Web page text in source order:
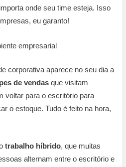
onde seu time esteja. Isso
eu garanto!
empresarial
corporativa aparece no seu dia a
de vendas que visitam
voltar para o escritório para
o estoque. Tudo é feito na hora,
trabalho híbrido, que muitas
alternam entre o escritório e